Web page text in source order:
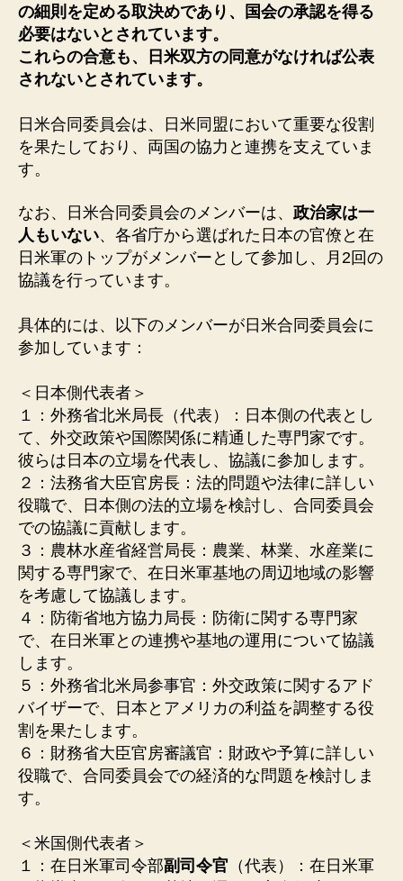
の細則を定める取決めであり、国会の承認を得る
必要はないとされています。
これらの合意も、日米双方の同意がなければ公表
されないとされています。
日米合同委員会は、日米同盟において重要な役割
を果たしており、両国の協力と連携を支えていま
す。
なお、日米合同委員会のメンバーは、 政治家は一
人もいない、各省庁から選ばれた日本の官僚と在
日米軍のトップがメンバーとして参加し、月2回の
協議を行っています。
具体的には、以下のメンバーが日米合同委員会に
参加しています：
＜日本側代表者＞
１：外務省北米局長（代表）：日本側の代表とし
て、外交政策や国際関係に精通した専門家です。
彼らは日本の立場を代表し、協議に参加します。
２：法務省大臣官房長：法的問題や法律に詳しい
役職で、日本側の法的立場を検討し、合同委員会
での協議に貢献します。
３：農林水産省経営局長：農業、林業、水産業に
関する専門家で、在日米軍基地の周辺地域の影響
を考慮して協議します。
４：防衛省地方協力局長：防衛に関する専門家
で、在日米軍との連携や基地の運用について協議
します。
５：外務省北米局参事官：外交政策に関するアド
バイザーで、日本とアメリカの利益を調整する役
割を果たします。
６：財務省大臣官房審議官：財政や予算に詳しい
役職で、合同委員会での経済的な問題を検討しま
す。
＜米国側代表者＞
１：在日米軍司令部副司令官 （代表）：在日米軍